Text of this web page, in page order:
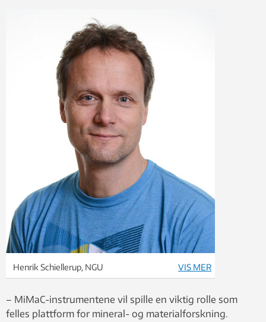
Henrik Schiellerup, NGU VIS MER
– MiMaC-instrumentene vil spille en viktig rolle som
felles plattform for mineral- og materialforskning.